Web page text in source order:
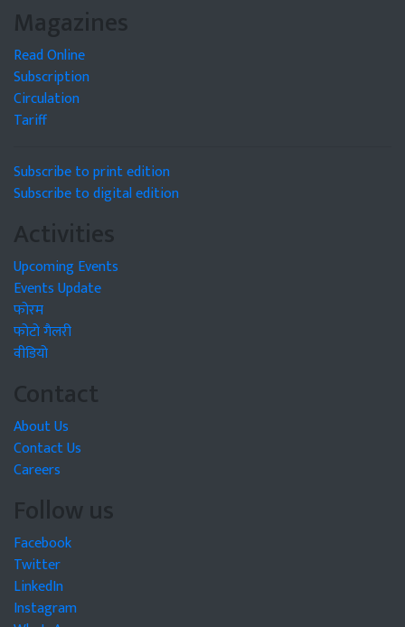
Magazines
Read Online
Subscription
Circulation
Tariff
Subscribe to print edition
Subscribe to digital edition
Activities
Upcoming Events
Events Update
फोरम
फोटो गैलरी
वीडियो
Contact
About Us
Contact Us
Careers
Follow us
Facebook
Twitter
LinkedIn
Instagram